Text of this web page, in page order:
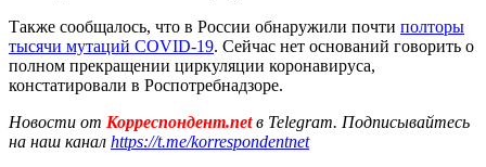
Также сообщалось, что в России обнаружили почти полторы
тысячи мутаций COVID-19. Сейчас нет оснований говорить о
полном прекращении циркуляции коронавируса,
констатировали в Роспотребнадзоре.
Новости от Корреспондент.netв Telegram. Подписывайтесь
на наш канал https://t.me/korrespondentnet